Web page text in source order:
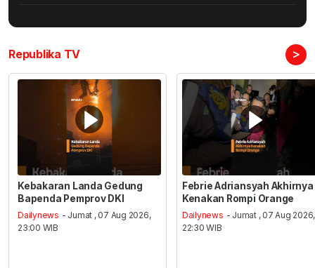
Republika TV >
Kebakaran Landa Gedung
Bapenda Pemprov DKI
Dailynews - Jumat , 07 Aug 2026,
23:00 WIB
Febrie Adriansyah Akhirnya
Kenakan Rompi Orange
Dailynews - Jumat , 07 Aug 2026,
22:30 WIB